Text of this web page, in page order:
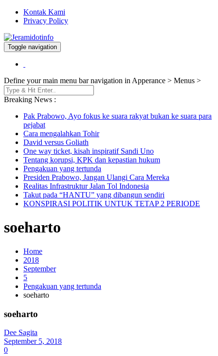
Kontak Kami
Privacy Policy
Jeramidotinfo
Berita dan Informasi Terkini
Toggle navigation
Define your main menu bar navigation in Apperance > Menus >
Breaking News :
Pak Prabowo, Ayo fokus ke suara rakyat bukan ke suara para
pejabat
Cara mengalahkan Tohir
David versus Goliath
One way ticket, kisah inspiratif Sandi Uno
Tentang korupsi, KPK dan kepastian hukum
Pengakuan yang tertunda
Presiden Prabowo, Jangan Ulangi Cara Mereka
Realitas Infrastruktur Jalan Tol Indonesia
Takut pada “HANTU” yang dibangun sendiri
KONSPIRASI POLITIK UNTUK TETAP 2 PERIODE
soeharto
Home
2018
September
5
Pengakuan yang tertunda
soeharto
soeharto
Dee Sagita
September 5, 2018
0